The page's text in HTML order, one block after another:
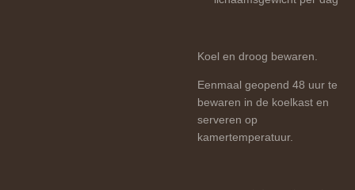
Koel en droog bewaren.
Eenmaal geopend 48 uur te
bewaren in de koelkast en
serveren op
kamertemperatuur.